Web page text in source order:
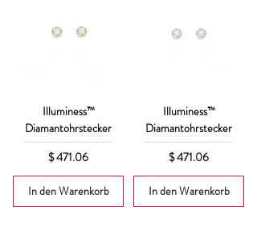
Illuminess™
Diamantohrstecker
Preis
$ 471.06
In den Warenkorb
Illuminess™
Diamantohrstecker
Preis
$ 471.06
In den Warenkorb